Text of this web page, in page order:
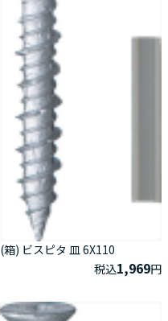
(箱) ビスピタ 皿 6X110
税込1,969円